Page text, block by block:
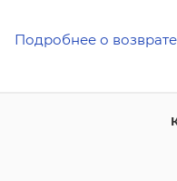
Подробнее о